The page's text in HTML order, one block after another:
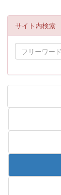
サイト内検索